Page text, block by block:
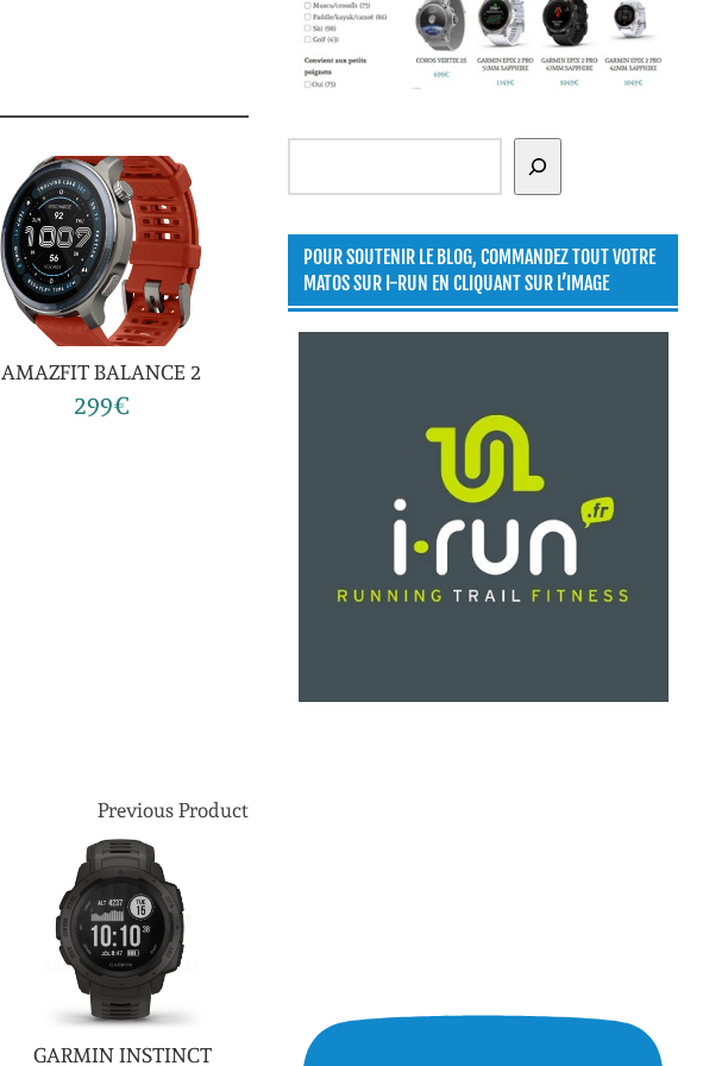
AMAZFIT BALANCE 2
299€
Previous Product
GARMIN INSTINCT
Rechercher
POUR SOUTENIR LE BLOG, COMMANDEZ TOUT VOTRE
MATOS SUR I-RUN EN CLIQUANT SUR L’IMAGE